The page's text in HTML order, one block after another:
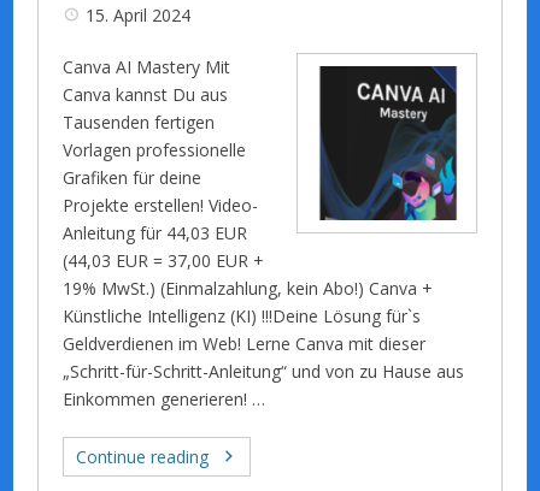
15. April 2024
Canva AI Mastery Mit
Canva kannst Du aus
Tausenden fertigen
Vorlagen professionelle
Grafiken für deine
Projekte erstellen! Video-
Anleitung für 44,03 EUR
(44,03 EUR = 37,00 EUR +
19% MwSt.) (Einmalzahlung, kein Abo!) Canva +
Künstliche Intelligenz (KI) !!!Deine Lösung für`s
Geldverdienen im Web! Lerne Canva mit dieser
„Schritt-für-Schritt-Anleitung“ und von zu Hause aus
Einkommen generieren! …
Continue reading